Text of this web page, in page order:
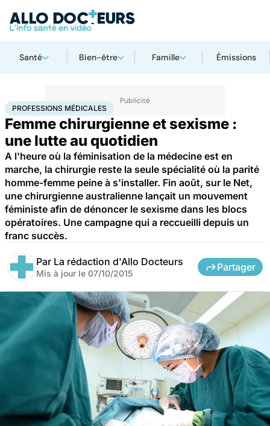
Santé Bien-être Famille Émissions
AccueilSantéMaladiesProfessions médicales
PROFESSIONS MÉDICALES
Femme chirurgienne et sexisme :
une lutte au quotidien
A l'heure où la féminisation de la médecine est en
marche, la chirurgie reste la seule spécialité où la parité
homme-femme peine à s'installer. Fin août, sur le Net,
une chirurgienne australienne lançait un mouvement
féministe afin de dénoncer le sexisme dans les blocs
opératoires. Une campagne qui a reccueilli depuis un
franc succès.
Par La rédaction d'Allo Docteurs
Mis à jour le 07/10/2015
Partager